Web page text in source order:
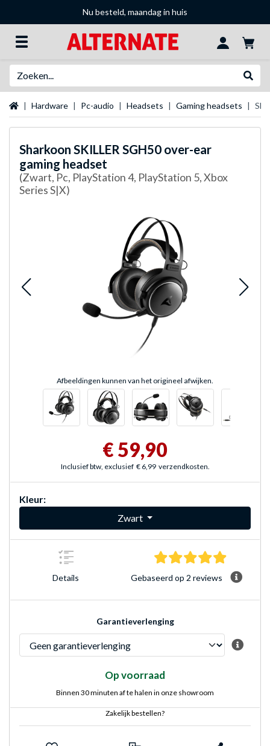
Nu besteld, maandag in huis
Startpagina
Hardware Pc-audio Headsets Gaming headsets
Sharkoon SKILLER SGH50 over-ear
gaming headset
(Zwart, Pc, PlayStation 4, PlayStation 5, Xbox
Series S|X)
Afbeeldingen kunnen van het origineel afwijken.
€ 59,90
Inclusief btw, exclusief € 6,99 verzendkosten.
Kleur:
Zwart
Details
5.0 sterren
Gebaseerd op 2 reviews
Garantieverlenging
Op voorraad
Binnen 30 minuten af te halen in onze showroom
Zakelijk bestellen?